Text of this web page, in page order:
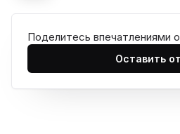
Поделитесь впечатлениями
Оставить